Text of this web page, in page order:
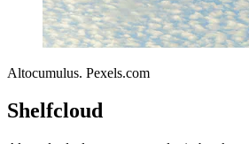
Altocumulus. Pexels.com
Shelfcloud